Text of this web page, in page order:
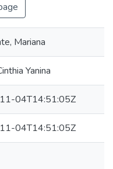
Mariana
Yanina
04T14:51:05Z
04T14:51:05Z